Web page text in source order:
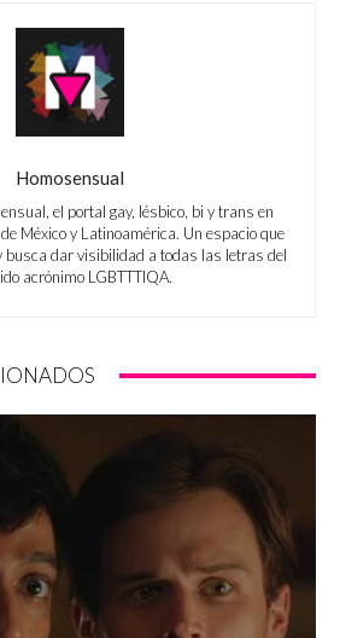
Homosensual
el portal gay, lésbico, bi y trans en
México y Latinoamérica. Un espacio que
busca dar visibilidad a todas las letras del
acrónimo LGBTTTIQA.